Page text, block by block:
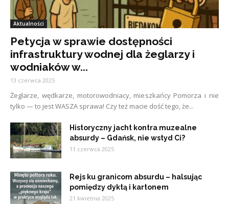
Aktualności
Petycja w sprawie dostępności
infrastruktury wodnej dla żeglarzy i
wodniaków w...
13 czerwca 2025
Żeglarze, wędkarze, motorowodniacy, mieszkańcy Pomorza i nie
tylko — to jest WASZA sprawa! Czy też macie dość tego, że...
Historyczny jacht kontra muzealne
absurdy – Gdańsk, nie wstyd Ci?
11 czerwca 2025
Rejs ku granicom absurdu – halsując
pomiędzy dyktą i kartonem
21 kwietnia 2025